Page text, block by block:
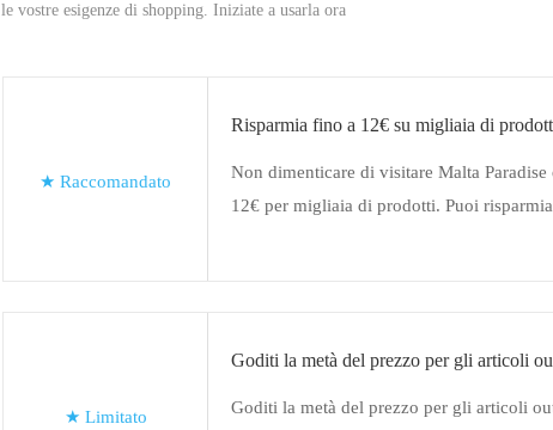
le vostre esigenze di shopping. Iniziate a usarla ora
★ Raccomandato
Risparmia fino a 12€ su migliaia di
Non dimenticare di visitare Malta
12€ per migliaia di prodotti. Puoi
★ Limitato
Goditi la metà del prezzo per gli articoli
Goditi la metà del prezzo per gli articoli